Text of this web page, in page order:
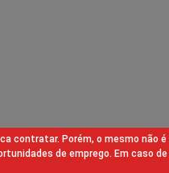
contratar. Porém, o mesmo não
de emprego. Em caso